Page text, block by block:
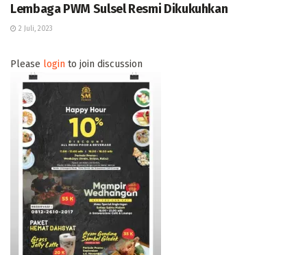
Lembaga PWM Sulsel Resmi Dikukuhkan
2 Juli, 2023
Please login to join discussion